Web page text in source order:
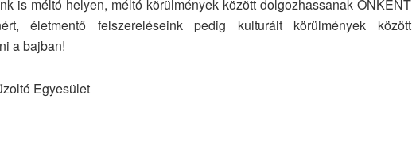
is méltó helyen, méltó körülmények között dolgozhassanak ÖNKÉNT
életmentő felszereléseink pedig kulturált körülmények között
a bajban!
Egyesület